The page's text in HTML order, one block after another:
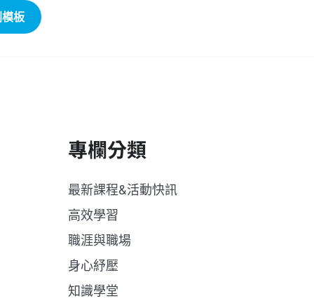
板
專欄分類
最新課程&活動快訊
高效學習
職涯與職場
身心紓壓
知識學堂